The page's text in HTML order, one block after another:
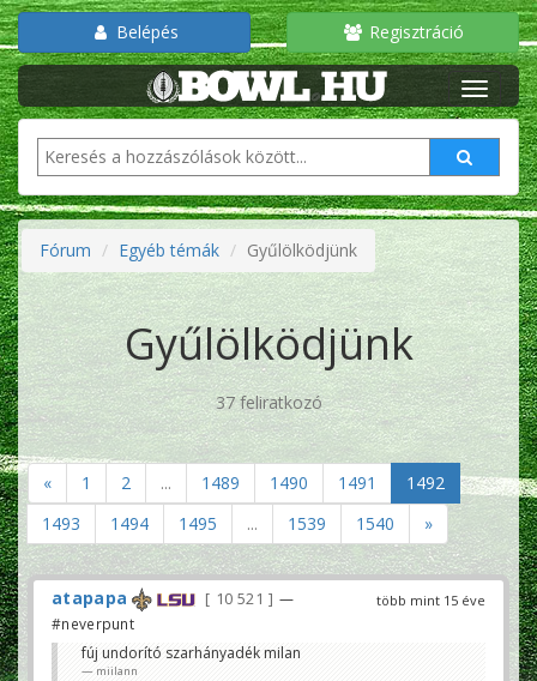
Belépés Regisztráció
Fórum Egyéb témák Gyűlölködjünk
Gyűlölködjünk
37 feliratkozó
« 1 2 ... 1489 1490 1491
1492
1493
1494 1495 ... 1539 1540 »
több mint 15 éve
atapapa 10 521
—
#neverpunt
fúj undorító szarhányadék milan
miilann